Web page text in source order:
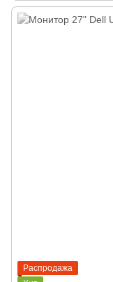
Распродажа